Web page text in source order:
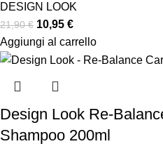
DESIGN LOOK
21,90€ 10,95 €
Aggiungi al carrello
Design Look Re-
Shampoo 200ml